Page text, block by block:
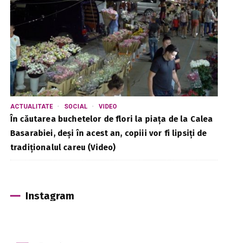
ACTUALITATE SOCIAL VIDEO
În căutarea buchetelor de flori la piața de la Calea
Basarabiei, deși în acest an, copiii vor fi lipsiți de
tradiționalul careu (Video)
Instagram